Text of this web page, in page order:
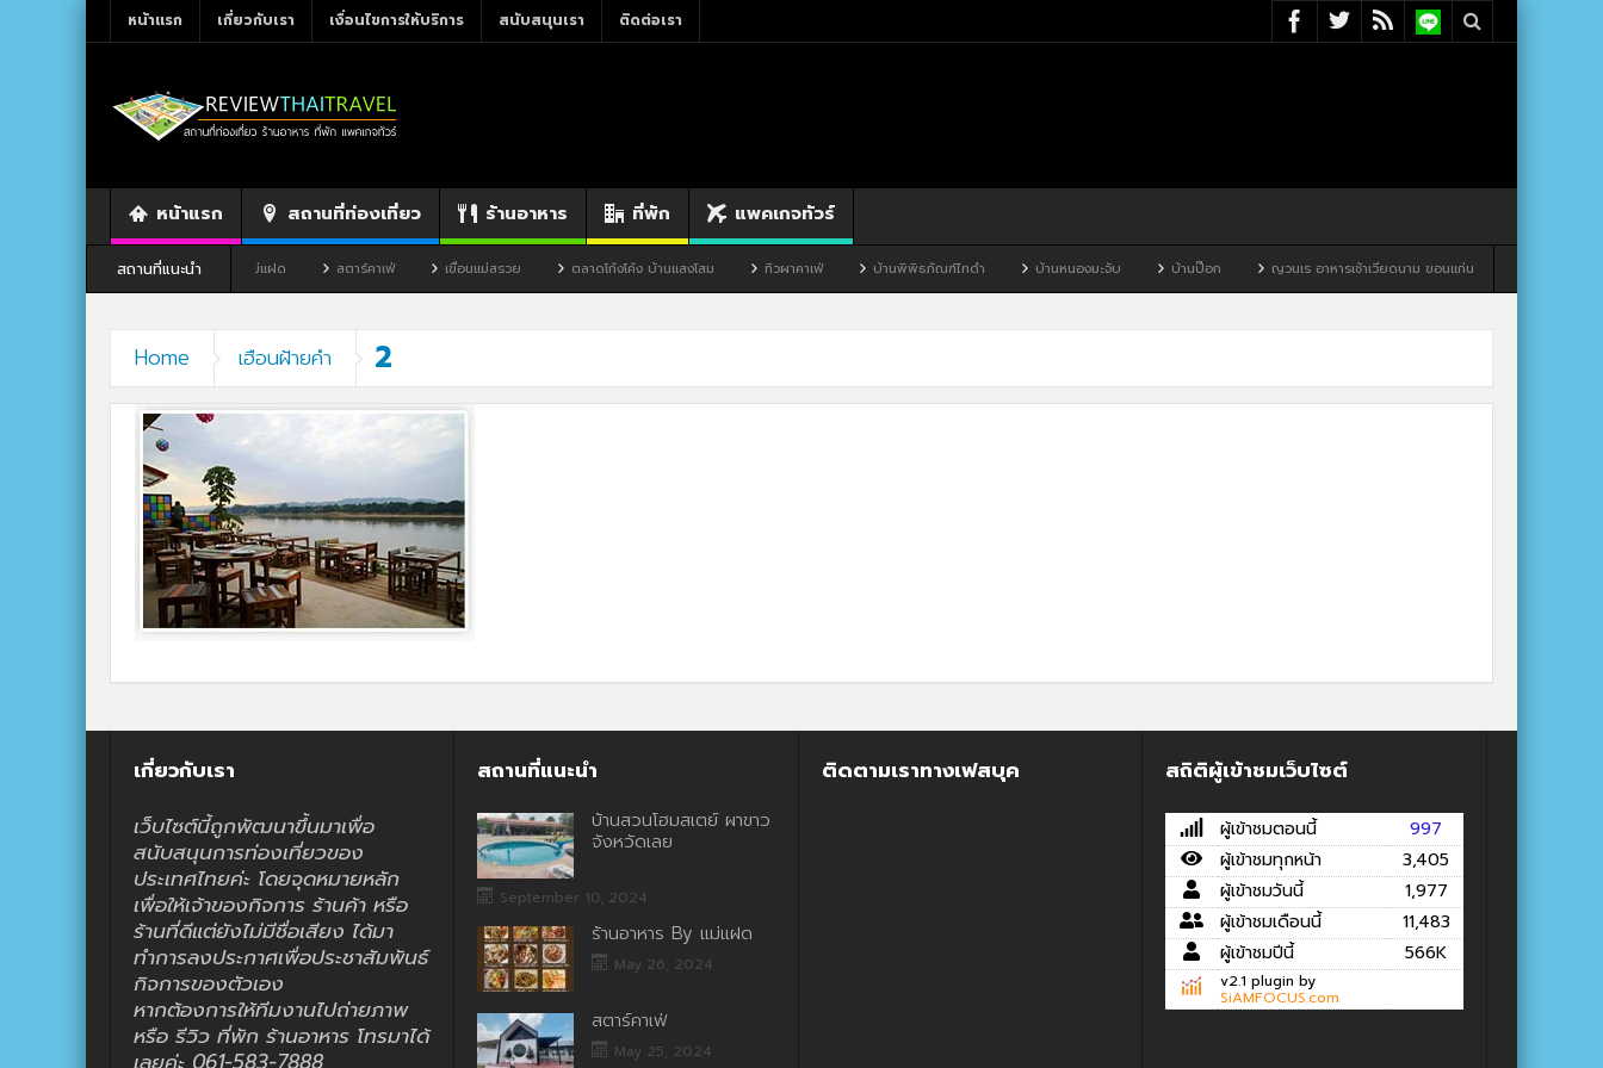
หน้าแรก เกี่ยวกับเรา เงื่อนไขการให้บริการ สนับสนุนเรา ติดต่อเรา
หน้าแรก สถานที่ท่องเที่ยว ร้านอาหาร ที่พัก แพคเกจทัวร์
สถานที่แนะนำ
ร้านอาหาร By แม่แฝด สตาร์คาเฟ่ เขื่อนแม่สรวย ตลาดโก้งโค้ง บ้านแสงโสม ทิวผาคาเฟ่ บ้านพิพิธภัณฑ์ไทดำ บ้านหนองมะจับ บ้านป๊อก ญวนเร อาหารเช้าเวียดนาม ขอนแก่น
Home เฮือนฝ้ายคำ 2
เกี่ยวกับเรา
เว็บไซต์นี้ถูกพัฒนาขึ้นมาเพื่อ
สนับสนุนการท่องเที่ยวของ
ประเทศไทยค่ะ โดยจุดหมายหลัก
เพื่อให้เจ้าของกิจการ ร้านค้า หรือ
ร้านที่ดีแต่ยังไม่มีชื่อเสียง ได้มา
ทำการลงประกาศเพื่อประชาสัมพันธ์
กิจการของตัวเอง
หากต้องการให้ทีมงานไปถ่ายภาพ
หรือ รีวิว ที่พัก ร้านอาหาร โทรมาได้
สถานที่แนะนำ
บ้านสวนโฮมสเตย์ ผาขาว
จังหวัดเลย
September 10, 2024
ร้านอาหาร By แม่แฝด
May 26, 2024
สตาร์คาเฟ่
May 25, 2024
ติดตามเราทางเฟสบุค สถิติผู้เข้าชมเว็บไซต์
ผู้เข้าชมตอนนี้
997
ผู้เข้าชมทุกหน้า
3,405
ผู้เข้าชมวันนี้
1,977
ผู้เข้าชมเดือนนี้
11,483
ผู้เข้าชมปีนี้
566K
v2.1 plugin by
SiAMFOCUS.com